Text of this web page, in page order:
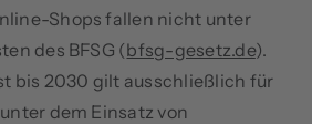
Shops fallen nicht unter
des BFSG (bfsg-gesetz.de).
bis 2030 gilt ausschließlich für
dem Einsatz von